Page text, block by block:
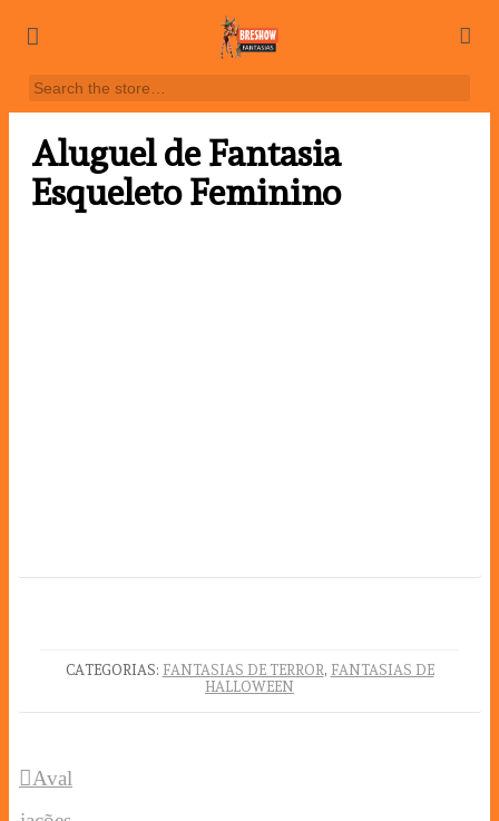
Aluguel de Fantasia
Esqueleto Feminino
CATEGORIAS: FANTASIAS DE TERROR, FANTASIAS DE
HALLOWEEN
Aval